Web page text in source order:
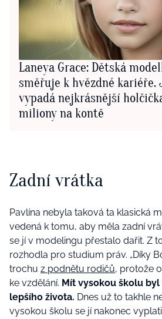
Laneya Grace: Dětská
směřuje k hvězdné kariéře.
vypadá nejkrásnější
miliony na kontě
Zadní vrátka
Pavlína nebyla taková ta klasická
vedená k tomu, aby měla zadní
se jí v modelingu přestalo dařit. Z
rozhodla pro studium práv. „Díky
trochu z podnětu rodičů, protože
ke vzdělání. Mít vysokou školu
lepšího života. Dnes už to takhle
vysokou školu se jí nakonec